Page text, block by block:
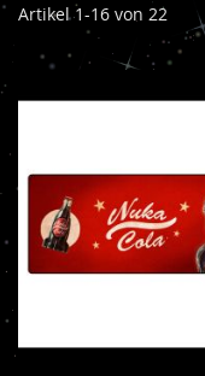
Artikel1-16 von 22